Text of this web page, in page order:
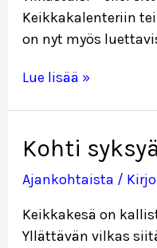
Keikkakalenteriin
on nyt myös
Pitkästä
kuulumisia…
Lue lisää »
Kohti
Ajankohtaista /
Keikkakesä on
Yllättävän vilkas